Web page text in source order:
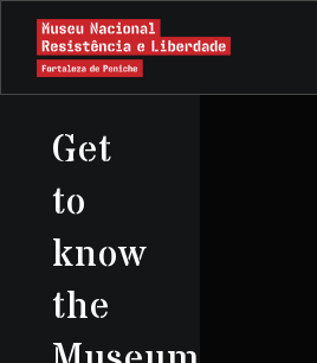
Get
to
know
the